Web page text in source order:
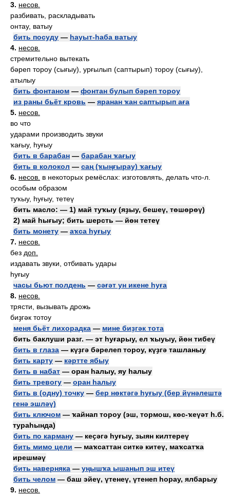
3. несов.
разбивать, раскладывать
онтау, ватыу
бить посуду — һауыт-һаба ватыу
4. несов.
стремительно вытекать
бәреп тороу (сығыу), урғылып (саптырып) тороу (сығыу),
атылыу
бить фонтаном — фонтан булып бәреп тороу
из раны бьёт кровь — яранан ҡан саптырып аға
5. несов.
во что
ударами производить звуки
ҡағыу, һуғыу
бить в барабан — барабан ҡағыу
бить в колокол — саң (ҡыңғырау) ҡағыу
6. несов. в некоторых ремёслах: изготовлять, делать что-л.
особым образом
туҡыу, һуғыу, тетеү
бить масло: — 1) май туҡыу (яҙыу, бешеү, төшөрөү)
2) май һығыу; бить шерсть — йөн тетеү
бить монету — аҡса һуғыу
7. несов.
без доп.
издавать звуки, отбивать удары
һуғыу
часы бьют полдень — сәғәт ун икене һуға
8. несов.
трясти, вызывать дрожь
биҙгәк тотоу
меня бьёт лихорадка — мине биҙгәк тота
бить баклуши разг. — эт һуғарыу, ел ҡыуыу, йөн тибеү
бить в глаза — күҙгә бәрелеп тороу, күҙгә ташланыу
бить карту — кәртте ябыу
бить в набат — оран һалыу, яу һалыу
бить тревогу — оран һалыу
бить в (одну) точку — бер нөктәгә һуғыу (бер йүнәлештә
генә эшләү)
бить ключом — ҡайнап тороу (эш, тормош, көс-ҡеүәт һ.б.
тураһында)
бить по карману — кеҫәгә һуғыу, зыян килтереү
бить мимо цели — маҡсаттан ситкә китеү, маҡсатҡа
ирешмәү
бить наверняка — уңышҡа ышанып эш итеү
бить челом — баш эйеү, үтенеү, үтенеп һорау, ялбарыу
9. несов.